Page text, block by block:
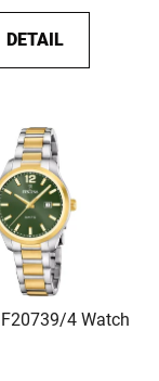
DETAIL
Festina F20739/4 Watch